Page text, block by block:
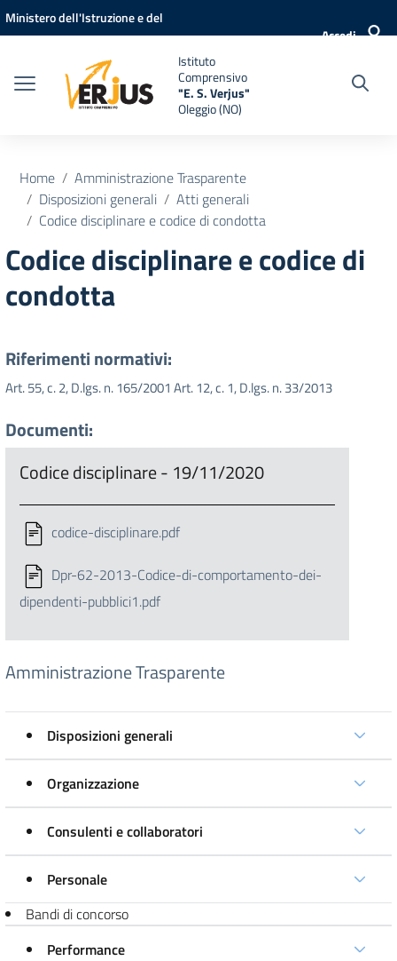
Vai ai contenuti
Vai al menu di navigazione
Vai al footer
Ministero dell'Istruzione e del
Accedi
Istituto
Comprensivo
"E. S. Verjus"
Oleggio (NO)
Home
Amministrazione Trasparente
Disposizioni generali
Atti generali
Codice disciplinare e codice di condotta
Codice disciplinare e codice di
condotta
Riferimenti normativi:
Art. 55, c. 2, D.lgs. n. 165/2001 Art. 12, c. 1, D.lgs. n. 33/2013
Documenti:
Codice disciplinare - 19/11/2020
codice-disciplinare.pdf
Dpr-62-2013-Codice-di-comportamento-dei-
dipendenti-pubblici1.pdf
Amministrazione Trasparente
Disposizioni generali
Organizzazione
Consulenti e collaboratori
Personale
Bandi di concorso
Performance